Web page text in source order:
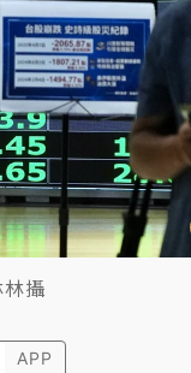
攝
APP